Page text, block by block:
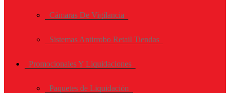
Cámaras De Vigilancia
Sistemas Antirrobo Retail Tiendas
Promocionales Y Liquidaciones
Paquetes de Liquidación